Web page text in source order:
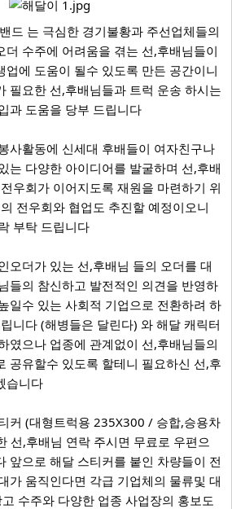
드 는 극심한 경기불황과 주선업체들의
더 수주에 어려움을 겪는 선,후배님들이
업에 도움이 될수 있도록 만든 공간이니
필요한 선,후배님들과 트럭 운송 하시는
과 도움을 당부 드립니다
사활동에 신세대 후배들이 여자친구나
는 다양한 아이디어를 발굴하며 선,후배
우회가 이어지도록 재원을 마련하기 위
전우회와 협업도 추진할 예정이오니
부탁 드립니다
오더가 있는 선,후배님 들의 오더를 대
들의 참신하고 발전적인 의견을 반영하
일수 있는 사회적 기업으로 전환하려 하
니다 (해병들은 달린다) 와 해달 캐릭터
였으나 업종에 관계없이 선,후배님들의
공유할수 있도록 할테니 필요하신 선,후
습니다
커 (대형트럭용 235X300 / 승합,승용차
선,후배님 연락 주시면 무료로 우편으
앞으로 해달 스티커를 붙인 차량들이 전
가 움직인다면 각급 기업체의 물류및 대
수주와 다양한 업종 사업장의 홍보도